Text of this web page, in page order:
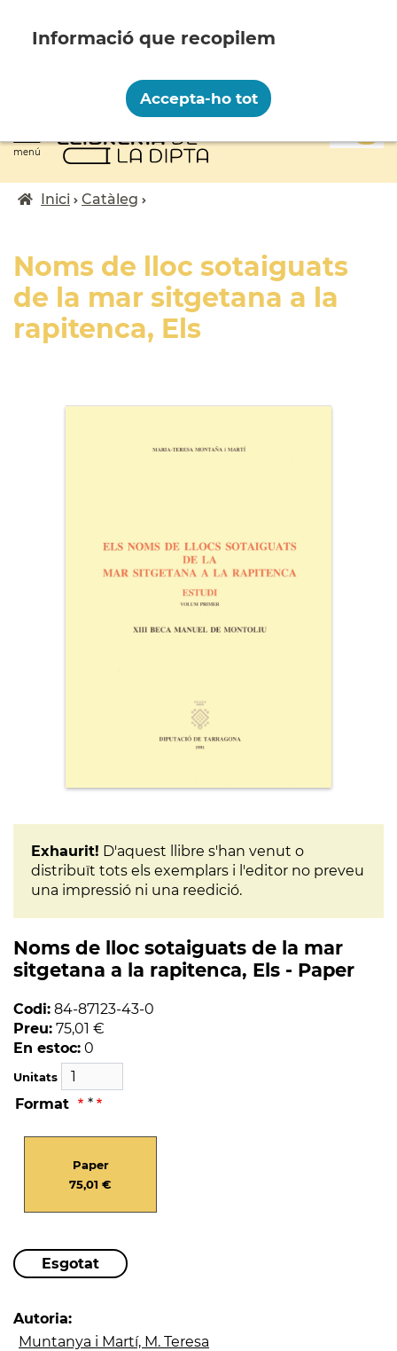
contingut
menú
Fil
Inici Catàleg
Noms de lloc sotaiguats
de la mar sitgetana a la
rapitenca, Els
Exhaurit! D'aquest llibre s'han venut o
distribuït tots els exemplars i l'editor no preveu
una impressió ni una reedició.
Noms de lloc sotaiguats de la mar
sitgetana a la rapitenca, Els - Paper
Codi: 84-87123-43-0
Preu: 75,01 €
En estoc: 0
Unitats
Format *
Paper
75,01 €
Autoria:
Muntanya i Martí, M. Teresa
personal amb les següents finalitats:
Funcionalitat, Analítica.
Més informació
Canviar preferències
Accepta-ho tot